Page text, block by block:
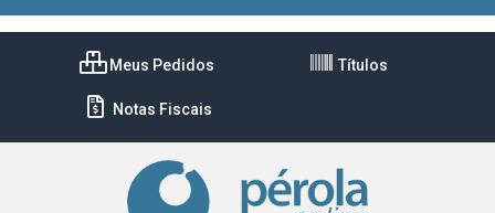
Meus Pedidos Títulos
Notas Fiscais